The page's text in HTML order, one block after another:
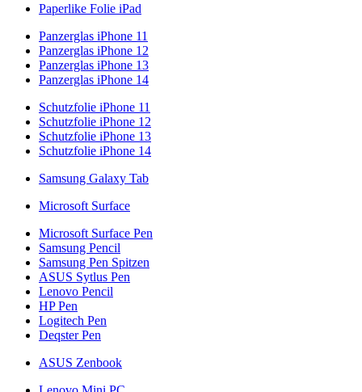
Paperlike Folie iPad
Panzerglas iPhone 11
Panzerglas iPhone 12
Panzerglas iPhone 13
Panzerglas iPhone 14
Schutzfolie iPhone 11
Schutzfolie iPhone 12
Schutzfolie iPhone 13
Schutzfolie iPhone 14
Samsung Galaxy Tab
Microsoft Surface
Microsoft Surface Pen
Samsung Pencil
Samsung Pen Spitzen
ASUS Sytlus Pen
Lenovo Pencil
HP Pen
Logitech Pen
Deqster Pen
ASUS Zenbook